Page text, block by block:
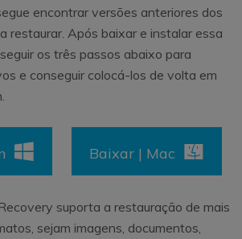
encontrar versões anteriores dos
restaurar. Após baixar e instalar essa
os três passos abaixo para
e conseguir colocá-los de volta em
Baixar | Mac
suporta a restauração de mais
sejam imagens, documentos,